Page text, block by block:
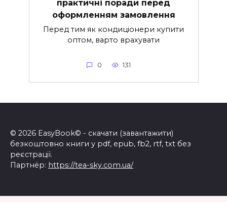
практичні поради перед
оформленням замовлення
Перед тим як кондиціонери купити
оптом, варто врахувати
0 131
© 2026 EasyBook© - скачати (завантажити)
безкоштовно книги у pdf, epub, fb2, rtf, txt без
реєстрації.
Партнёр: https://tea-sky.com.ua/